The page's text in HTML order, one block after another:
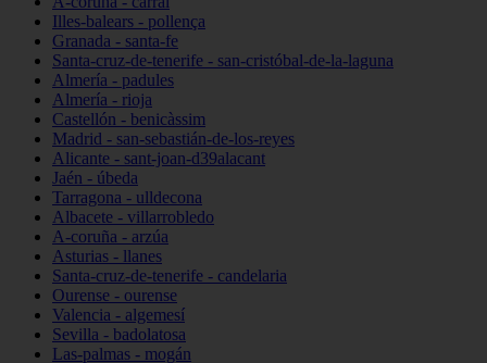
Illes-balears - pollença
Granada - santa-fe
Santa-cruz-de-tenerife - san-cristóbal-de-la-laguna
Almería - padules
Almería - rioja
Castellón - benicàssim
Madrid - san-sebastián-de-los-reyes
Alicante - sant-joan-d39alacant
Jaén - úbeda
Tarragona - ulldecona
Albacete - villarrobledo
A-coruña - arzúa
Asturias - llanes
Santa-cruz-de-tenerife - candelaria
Ourense - ourense
Valencia - algemesí
Sevilla - badolatosa
Las-palmas - mogán